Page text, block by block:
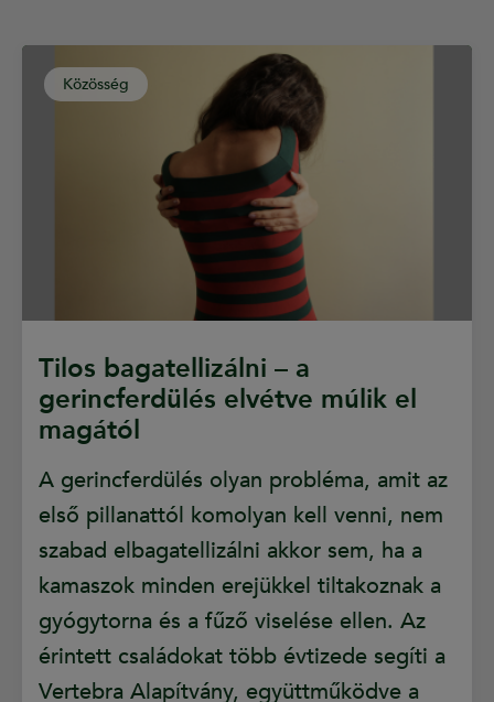
Közösség
Tilos bagatellizálni – a
gerincferdülés elvétve múlik el
magától
A gerincferdülés olyan probléma, amit az
első pillanattól komolyan kell venni, nem
szabad elbagatellizálni akkor sem, ha a
kamaszok minden erejükkel tiltakoznak a
gyógytorna és a fűző viselése ellen. Az
érintett családokat több évtizede segíti a
Vertebra Alapítvány, együttműködve a